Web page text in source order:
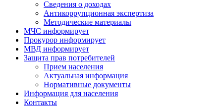
Сведения о доходах
Антикоррупционная экспертиза
Методические материалы
МЧС информирует
Прокурор информирует
МВД информирует
Защита прав потребителей
Прием населения
Актуальная информация
Нормативные документы
Информация для населения
Контакты